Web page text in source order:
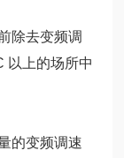
除去变频调
以上的场所中
的变频调速